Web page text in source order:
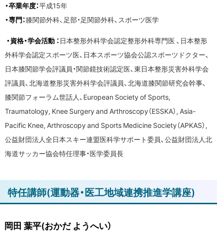
・卒業年度：平成15年
・専門：膝関節外科、足部・足関節外科、スポーツ医学
・資格・学会活動 ： 日本整形外科学会認定整形外科専門医 、日本整形
外科学会認定スポーツ医、日本スポーツ協会公認スポーツドクター、
日本膝関節学会評議員・関節鏡技術認定医、東日本整形災害外科学会
評議員、北海道整形災害外科学会評議員、北海道膝関節研究会幹事、
膝関節フォーラム世話人、European Society of Sports,
Traumatology, Knee Surgery and Arthroscopy（ESSKA）, Asia-
Pacific Knee, Arthroscopy and Sports Medicine Society（APKAS）,
公益財団法人全日本スキー連盟医科学サポート委員、公益財団法人北
海道サッカー協会特任理事・医学委員長
ト
ッ
特任講師(運動器・医工地域連携推進学講座)
岡田 葉平(おかだ ようへい）